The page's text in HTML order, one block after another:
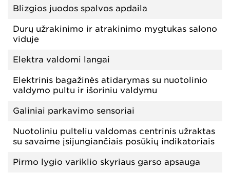
Blizgios juodos spalvos apdaila
Durų užrakinimo ir atrakinimo mygtukas salono
viduje
Elektra valdomi langai
Elektrinis bagažinės atidarymas su nuotolinio
valdymo pultu ir išoriniu valdymu
Galiniai parkavimo sensoriai
Nuotoliniu pulteliu valdomas centrinis užraktas
su savaime įsijungiančiais posūkių indikatoriais
Pirmo lygio variklio skyriaus garso apsauga